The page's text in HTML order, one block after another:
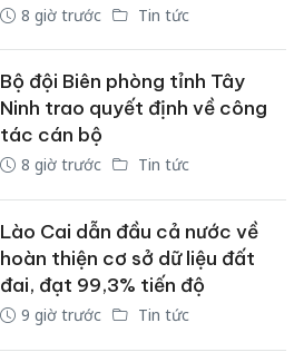
8 giờ trước Tin tức
Bộ đội Biên phòng tỉnh Tây
Ninh trao quyết định về công
tác cán bộ
8 giờ trước Tin tức
Lào Cai dẫn đầu cả nước về
hoàn thiện cơ sở dữ liệu đất
đai, đạt 99,3% tiến độ
9 giờ trước Tin tức